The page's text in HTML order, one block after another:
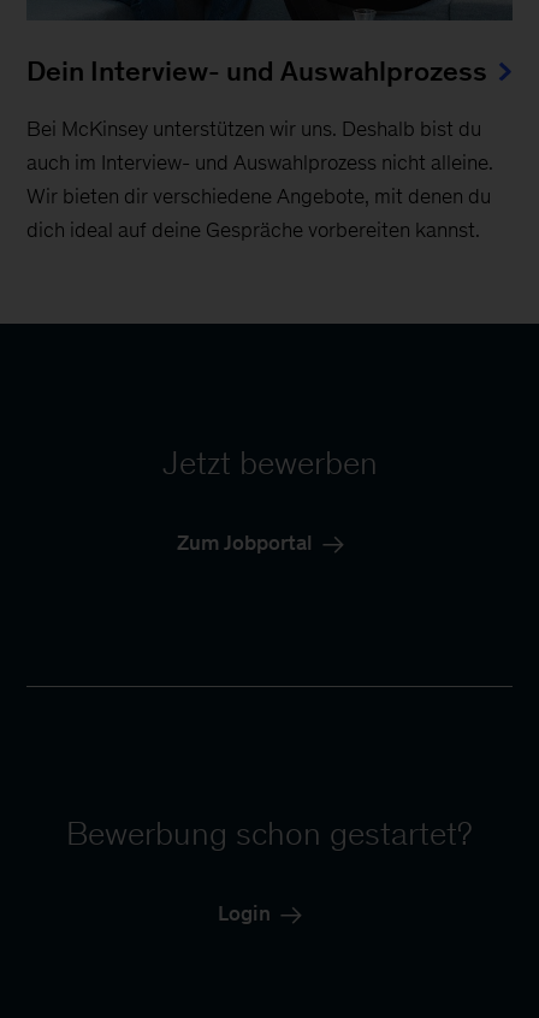
Dein Interview- und Auswahlprozess
Bei McKinsey unterstützen wir uns. Deshalb bist du
auch im Interview- und Auswahlprozess nicht alleine.
Wir bieten dir verschiedene Angebote, mit denen du
dich ideal auf deine Gespräche vorbereiten kannst.
Jetzt bewerben
Zum Jobportal
Bewerbung schon gestartet?
Login